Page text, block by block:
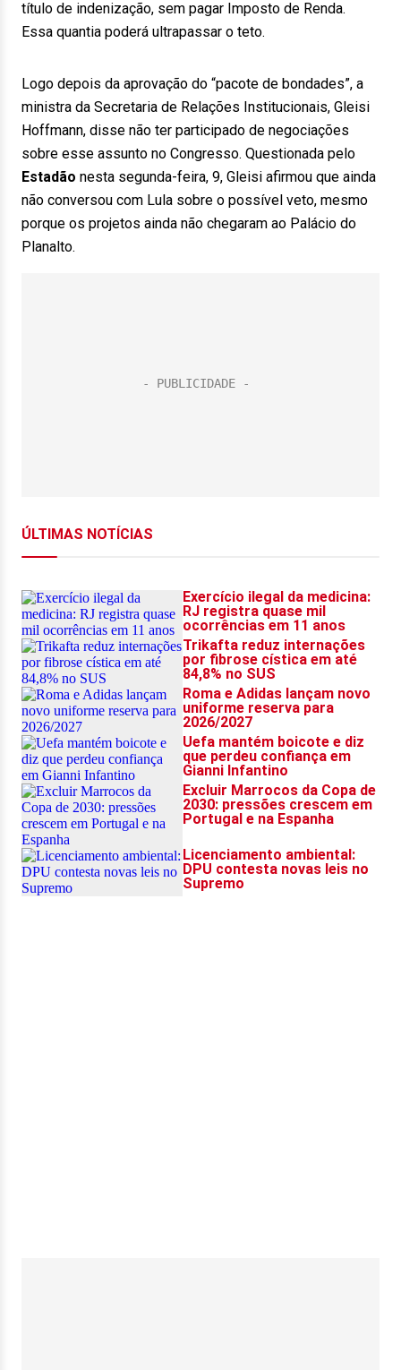
título de indenização, sem pagar Imposto de Renda.
Essa quantia poderá ultrapassar o teto.
Logo depois da aprovação do “pacote de bondades”, a
ministra da Secretaria de Relações Institucionais, Gleisi
Hoffmann, disse não ter participado de negociações
sobre esse assunto no Congresso. Questionada pelo
Estadão nesta segunda-feira, 9, Gleisi afirmou que ainda
não conversou com Lula sobre o possível veto, mesmo
porque os projetos ainda não chegaram ao Palácio do
Planalto.